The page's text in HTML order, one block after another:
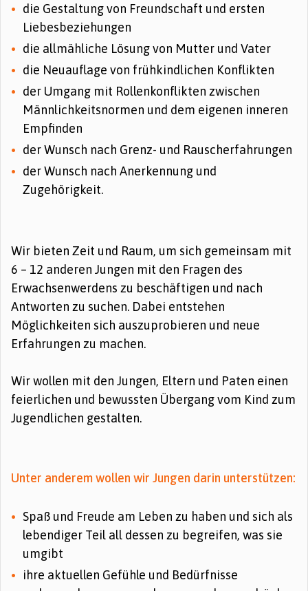
die Gestaltung von Freundschaft und ersten
Liebesbeziehungen
die allmähliche Lösung von Mutter und Vater
die Neuauflage von frühkindlichen Konflikten
der Umgang mit Rollenkonflikten zwischen
Männlichkeitsnormen und dem eigenen inneren
Empfinden
der Wunsch nach Grenz- und Rauscherfahrungen
der Wunsch nach Anerkennung und
Zugehörigkeit.
Wir bieten Zeit und Raum, um sich gemeinsam mit
6 – 12 anderen Jungen mit den Fragen des
Erwachsenwerdens zu beschäftigen und nach
Antworten zu suchen. Dabei entstehen
Möglichkeiten sich auszuprobieren und neue
Erfahrungen zu machen.
Wir wollen mit den Jungen, Eltern und Paten einen
feierlichen und bewussten Übergang vom Kind zum
Jugendlichen gestalten.
Unter anderem wollen wir Jungen darin unterstützen:
Spaß und Freude am Leben zu haben und sich als
lebendiger Teil all dessen zu begreifen, was sie
umgibt
ihre aktuellen Gefühle und Bedürfnisse